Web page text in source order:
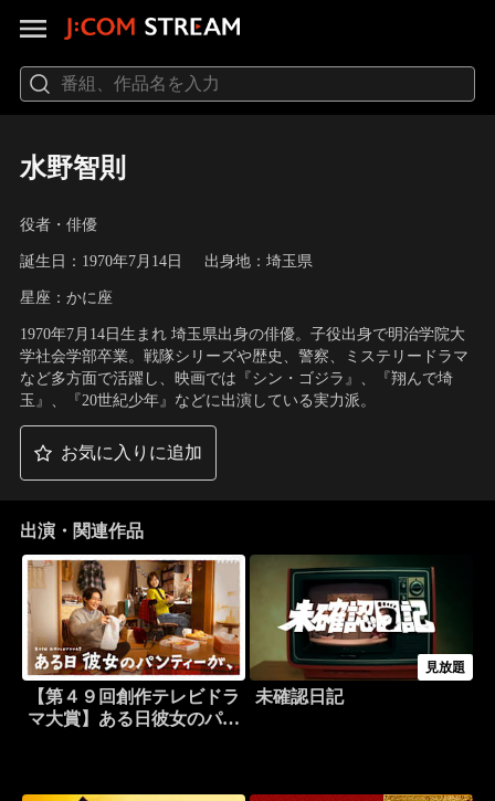
水野智則
役者・俳優
誕生日：1970年7月14日 出身地：埼玉県
星座：かに座
1970年7月14日生まれ 埼玉県出身の俳優。子役出身で明治学院大
学社会学部卒業。戦隊シリーズや歴史、警察、ミステリードラマ
など多方面で活躍し、映画では『シン・ゴジラ』、『翔んで埼
玉』、『20世紀少年』などに出演している実力派。
お気に入りに追加
出演・関連作品
【第４９回創作テレビドラ
マ大賞】ある日彼女のパン
見放題
未確認日記